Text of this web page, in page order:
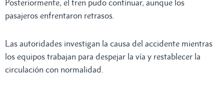
Posteriormente, el tren pudo continuar, aunque los
pasajeros enfrentaron retrasos.
Las autoridades investigan la causa del accidente mientras
los equipos trabajan para despejar la vía y restablecer la
circulación con normalidad.